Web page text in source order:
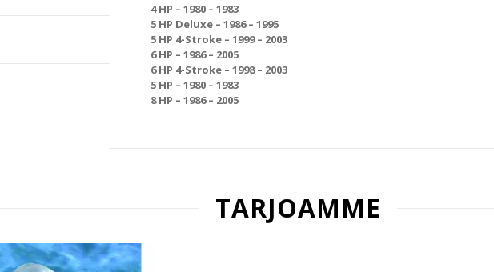
4 HP – 1980 – 1983
5 HP Deluxe – 1986 – 1995
5 HP 4-Stroke – 1999 – 2003
6 HP – 1986 – 2005
6 HP 4-Stroke – 1998 – 2003
5 HP – 1980 – 1983
8 HP – 1986 – 2005
TARJOAMME